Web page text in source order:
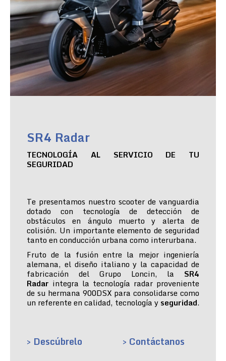
SR4 Radar
TECNOLOGÍA AL SERVICIO DE TU
SEGURIDAD
Te presentamos nuestro scooter de vanguardia
dotado con tecnología de detección de
obstáculos en ángulo muerto y alerta de
colisión. Un importante elemento de seguridad
tanto en conducción urbana como interurbana.
Fruto de la fusión entre la mejor ingeniería
alemana, el diseño italiano y la capacidad de
fabricación del Grupo Loncin, la SR4
Radar integra la tecnología radar proveniente
de su hermana 900DSX para consolidarse como
un referente en calidad, tecnología y seguridad.
> Descúbrelo > Contáctanos